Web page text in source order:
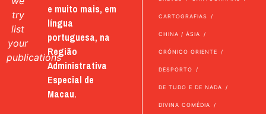
try
list
your
publications
e muito mais, em
língua
portuguesa, na
Região
Administrativa
Especial de
Macau.
CARTOGRAFIAS
CHINA / ÁSIA
CRÓNICO ORIENTE
DESPORTO
DE TUDO E DE NADA
DIVINA COMÉDIA